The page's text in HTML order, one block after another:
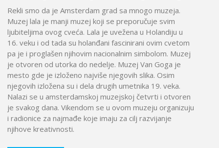
Rekli smo da je Amsterdam grad sa mnogo muzeja.
Muzej lala je manji muzej koji se preporučuje svim
ljubiteljima ovog cveća. Lala je uvežena u Holandiju u
16. veku i od tada su holanđani fascinirani ovim cvetom
pa je i proglašen njihovim nacionalnim simbolom. Muzej
je otvoren od utorka do nedelje. Muzej Van Goga je
mesto gde je izloženo najviše njegovih slika. Osim
njegovih izložena su i dela drugih umetnika 19. veka.
Nalazi se u amsterdamskoj muzejskoj četvrti i otvoren
je svakog dana. Vikendom se u ovom muzeju organizuju
i radionice za najmađe koje imaju za cilj razvijanje
njihove kreativnosti.